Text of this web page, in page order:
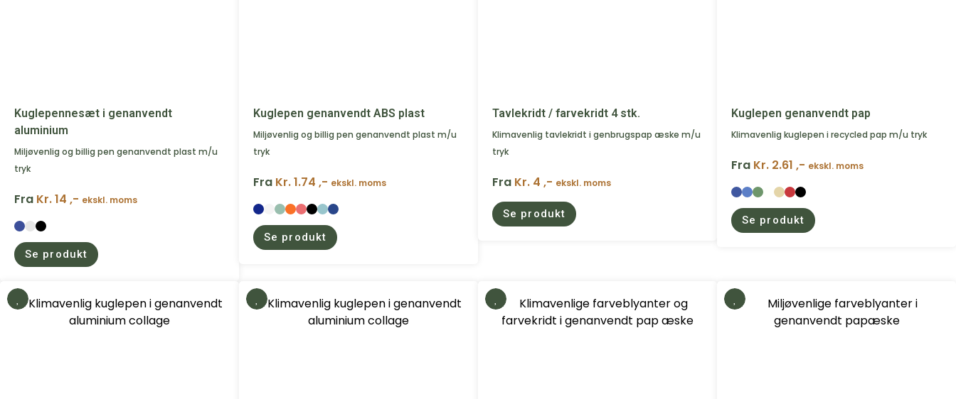
Kuglepennesæt i genanvendt
aluminium
Miljøvenlig og billig pen genanvendt plast m/u
tryk
Fra Kr. 14 ,- ekskl. moms
Se produkt
Kuglepen genanvendt ABS plast
Miljøvenlig og billig pen genanvendt plast m/u
tryk
Fra Kr. 1.74 ,- ekskl. moms
Se produkt
Tavlekridt / farvekridt 4 stk.
Klimavenlig tavlekridt i genbrugspap æske m/u
tryk
Fra Kr. 4 ,- ekskl. moms
Se produkt
Kuglepen genanvendt pap
Klimavenlig kuglepen i recycled pap m/u tryk
Fra Kr. 2.61 ,- ekskl. moms
Se produkt